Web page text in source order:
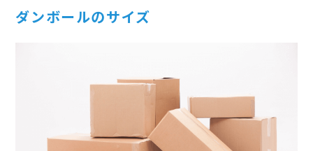
ダンボールのサイズ